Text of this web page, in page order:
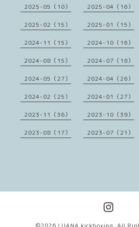
2025-05（10） 2025-04（16）
2025-02（15） 2025-01（15）
2024-11（15） 2024-10（16）
2024-08（15） 2024-07（18）
2024-05（27） 2024-04（26）
2024-02（25） 2024-01（27）
2023-11（36） 2023-10（39）
2023-08（17） 2023-07（21）
©2026 LUANA kickboxing. All